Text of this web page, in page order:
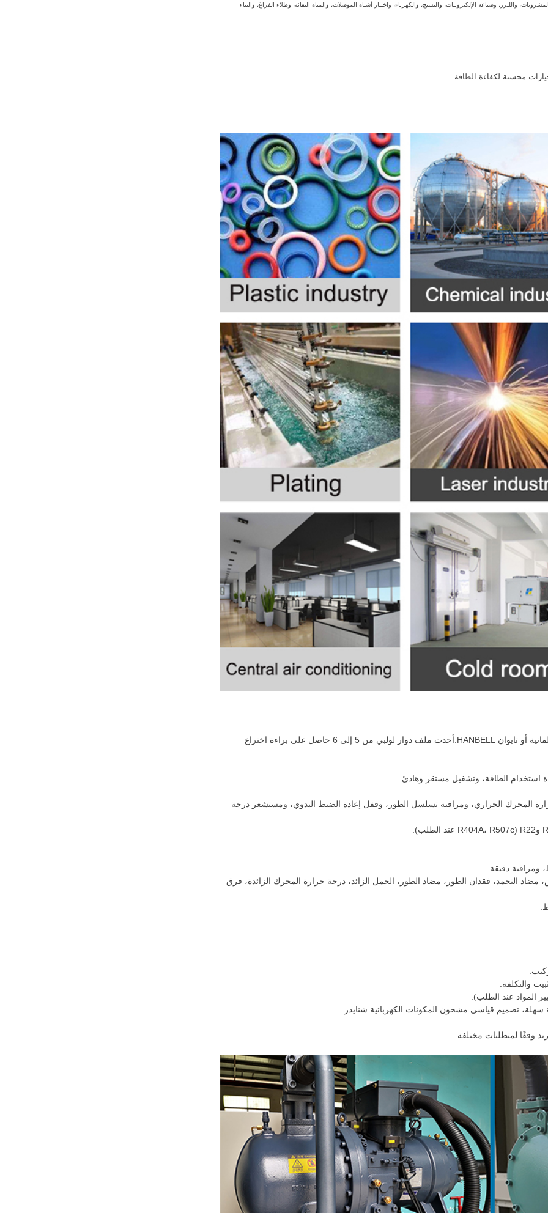
والليزر، وصناعة الإلكترونيات، والنسيج، والكهرباء، واختبار أشباه الموصلات، والمياه النفاثة، وطلاء الفراغ، والبناء
-تعتمد الوحدة الضاغط اللولبي شبه المحكم من ماركة BITZER الألمانية أو تايوان HANBELL.أحدث ملف دوار لولبي من 5 إلى 6 حاصل على براءة اختراع
استخدام الطاقة، وتشغيل مستقر وهادئ.
المحرك الحراري، ومراقبة تسلسل الطور، وقفل إعادة الضبط اليدوي، ومستشعر درجة
التجمد، فقدان الطور، مضاد الطور، الحمل الزائد، درجة حرارة المحرك الزائدة، فرق
والتكلفة.
المواد عند الطلب).